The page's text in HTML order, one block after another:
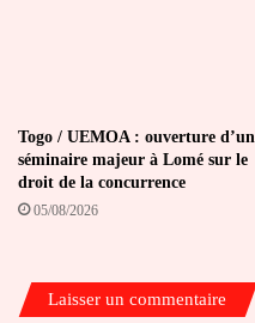
Togo / UEMOA : ouverture d’un
séminaire majeur à Lomé sur le
droit de la concurrence
05/08/2026
Laisser un commentaire